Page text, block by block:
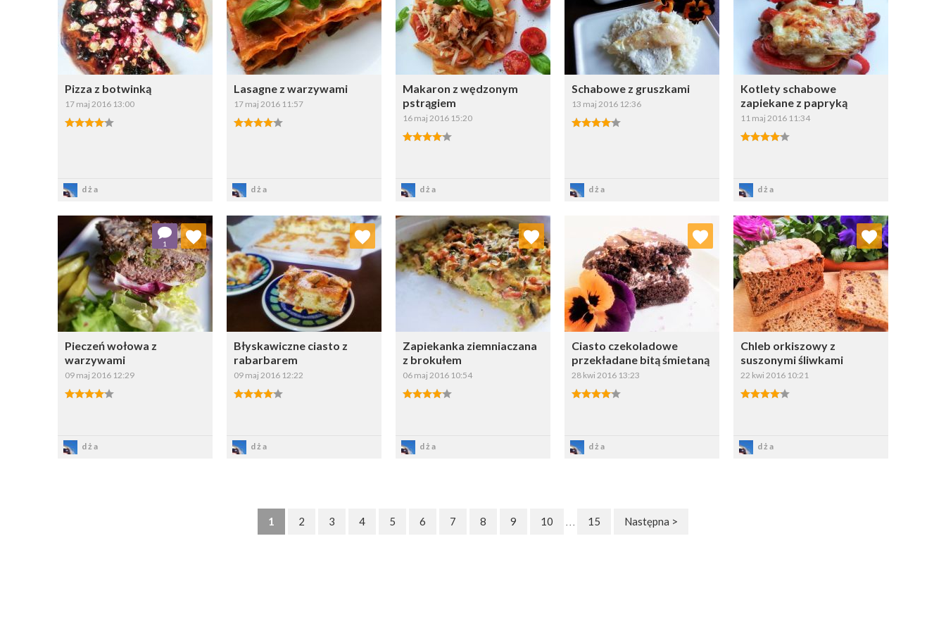
Pizza z botwinką
17 maj 2016 13:00
dża
Wybierz listę:
Lasagne z warzywami
17 maj 2016 11:57
dża
Wybierz listę:
Makaron z wędzonym
pstrągiem
16 maj 2016 15:20
dża
Wybierz listę:
Schabowe z gruszkami
13 maj 2016 12:36
dża
Wybierz listę:
Kotlety schabowe
zapiekane z papryką
11 maj 2016 11:34
dża
Wybierz listę:
Pieczeń wołowa z
warzywami
09 maj 2016 12:29
dża
1
Dodaj do ulubionych
Wybierz listę:
Błyskawiczne ciasto z
rabarbarem
09 maj 2016 12:22
dża
Dodaj do ulubionych
Wybierz listę:
Zapiekanka ziemniaczana
z brokułem
06 maj 2016 10:54
dża
Dodaj do ulubionych
Wybierz listę:
Ciasto czekoladowe
przekładane bitą śmietaną
28 kwi 2016 13:23
dża
Dodaj do ulubionych
Wybierz listę:
Chleb orkiszowy z
suszonymi śliwkami
22 kwi 2016 10:21
dża
Dodaj do ulubionych
Wybierz listę:
1 2 3 4 5 6 7 8 9 10 . . . 15 Następna >